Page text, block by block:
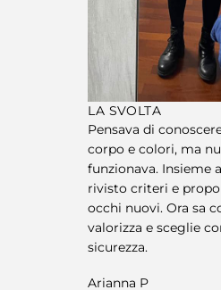
LA SVOLTA
Pensava di
corpo e colori, ma
funzionava. Insieme
rivisto criteri e
occhi nuovi. Ora sa
valorizza e sceglie
sicurezza.
Arianna P